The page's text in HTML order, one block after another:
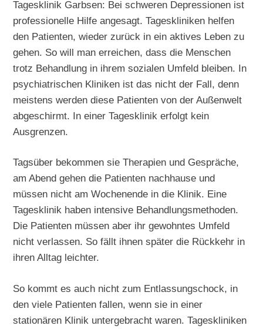
Tagesklinik Garbsen: Bei schweren Depressionen ist
professionelle Hilfe angesagt. Tageskliniken helfen
den Patienten, wieder zurück in ein aktives Leben zu
gehen. So will man erreichen, dass die Menschen
trotz Behandlung in ihrem sozialen Umfeld bleiben. In
psychiatrischen Kliniken ist das nicht der Fall, denn
meistens werden diese Patienten von der Außenwelt
abgeschirmt. In einer Tagesklinik erfolgt kein
Ausgrenzen.
Tagsüber bekommen sie Therapien und Gespräche,
am Abend gehen die Patienten nachhause und
müssen nicht am Wochenende in die Klinik. Eine
Tagesklinik haben intensive Behandlungsmethoden.
Die Patienten müssen aber ihr gewohntes Umfeld
nicht verlassen. So fällt ihnen später die Rückkehr in
ihren Alltag leichter.
So kommt es auch nicht zum Entlassungschock, in
den viele Patienten fallen, wenn sie in einer
stationären Klinik untergebracht waren. Tageskliniken